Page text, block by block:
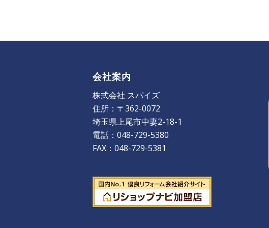
会社案内
株式会社 スパイズ
住所：〒362-0072
埼玉県上尾市中妻2-18-1
電話：048-729-5380
FAX：048-729-5381